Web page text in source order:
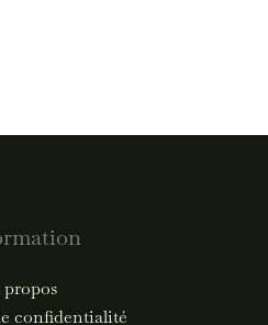
confidentialité